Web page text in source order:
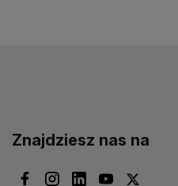
Znajdziesz nas na